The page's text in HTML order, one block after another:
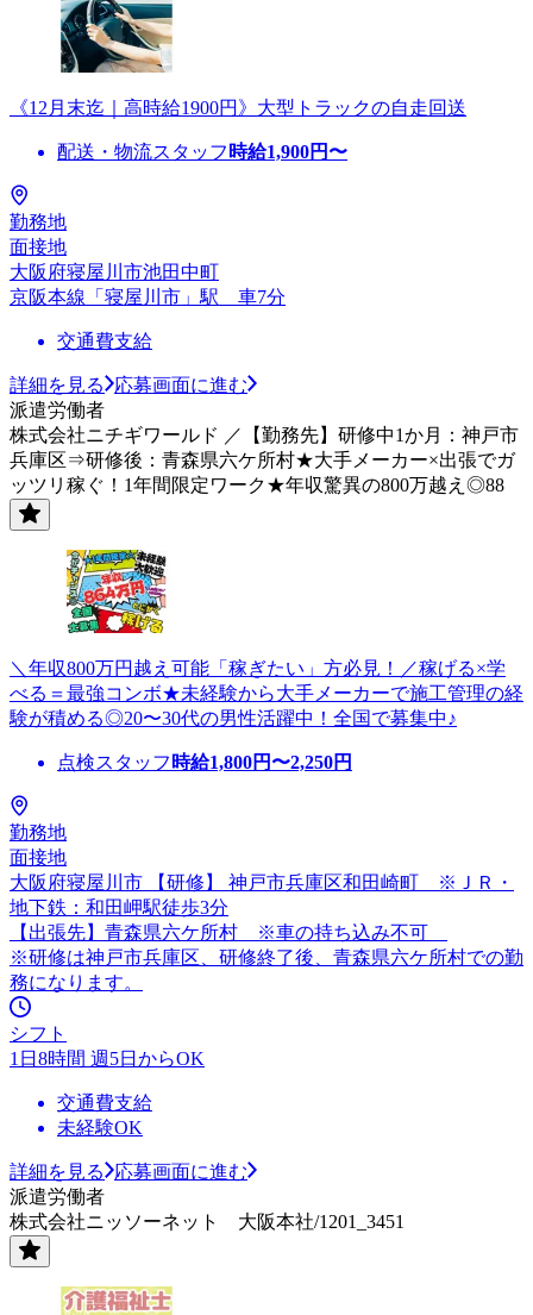
《12月末迄｜高時給1900円》大型トラックの自走回送
配送・物流スタッフ 時給1,900円〜
勤務地
面接地
大阪府寝屋川市池田中町
京阪本線「寝屋川市」駅 車7分
交通費支給
詳細を見る
応募画面に進む
派遣労働者
株式会社ニチギワールド ／【勤務先】研修中1か月：神戸市
兵庫区⇒研修後：青森県六ケ所村★大手メーカー×出張でガ
ッツリ稼ぐ！1年間限定ワーク★年収驚異の800万越え◎88
＼年収800万円越え可能「稼ぎたい」方必見！／稼げる×学
べる＝最強コンボ★未経験から大手メーカーで施工管理の経
験が積める◎20〜30代の男性活躍中！全国で募集中♪
点検スタッフ 時給1,800円〜2,250円
勤務地
面接地
大阪府寝屋川市 【研修】 神戸市兵庫区和田崎町 ※ＪＲ・
地下鉄：和田岬駅徒歩3分
【出張先】青森県六ケ所村 ※車の持ち込み不可
※研修は神戸市兵庫区、研修終了後、青森県六ケ所村での勤
務になります。
シフト
1日8時間 週5日からOK
交通費支給
未経験OK
詳細を見る
応募画面に進む
派遣労働者
株式会社ニッソーネット 大阪本社/1201_3451